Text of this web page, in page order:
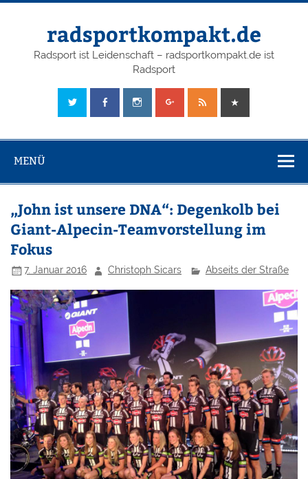
radsportkompakt.de
Radsport ist Leidenschaft – radsportkompakt.de ist
Radsport
MENÜ
„John ist unsere DNA“: Degenkolb bei
Giant-Alpecin-Teamvorstellung im
Fokus
7. Januar 2016 Christoph Sicars Abseits der Straße